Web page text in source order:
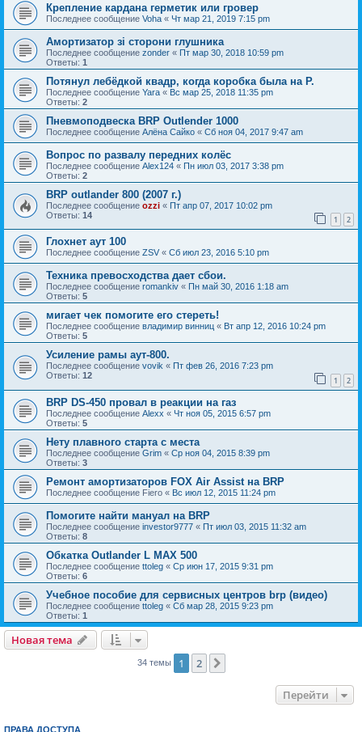
Крепление кардана герметик или гровер
Последнее сообщение Voha « Чт мар 21, 2019 7:15 pm
Амортизатор зі сторони глушника
Последнее сообщение zonder « Пт мар 30, 2018 10:59 pm
Ответы: 1
Потянул лебёдкой квадр, когда коробка была на Р.
Последнее сообщение Yara « Вс мар 25, 2018 11:35 pm
Ответы: 2
Пневмоподвеска BRP Outlender 1000
Последнее сообщение Алёна Сайко « Сб ноя 04, 2017 9:47 am
Вопрос по развалу передних колёс
Последнее сообщение Alex124 « Пн июл 03, 2017 3:38 pm
Ответы: 2
BRP outlander 800 (2007 г.)
Последнее сообщение ozzi « Пт апр 07, 2017 10:02 pm
Ответы: 14 1 2
Глохнет аут 100
Последнее сообщение ZSV « Сб июл 23, 2016 5:10 pm
Техника превосходства дает сбои.
Последнее сообщение romankiv « Пн май 30, 2016 1:18 am
Ответы: 5
мигает чек помогите его стереть!
Последнее сообщение владимир винниц « Вт апр 12, 2016 10:24 pm
Ответы: 5
Усиление рамы аут-800.
Последнее сообщение vovik « Пт фев 26, 2016 7:23 pm
Ответы: 12 1 2
BRP DS-450 провал в реакции на газ
Последнее сообщение Alexx « Чт ноя 05, 2015 6:57 pm
Ответы: 5
Нету плавного старта с места
Последнее сообщение Grim « Ср ноя 04, 2015 8:39 pm
Ответы: 3
Ремонт амортизаторов FOX Air Assist на BRP
Последнее сообщение Fiero « Вс июл 12, 2015 11:24 pm
Помогите найти мануал на BRP
Последнее сообщение investor9777 « Пт июл 03, 2015 11:32 am
Ответы: 8
Обкатка Outlander L MAX 500
Последнее сообщение ttoleg « Ср июн 17, 2015 9:31 pm
Ответы: 6
Учебное пособие для сервисных центров brp (видео)
Последнее сообщение ttoleg « Сб мар 28, 2015 9:23 pm
Ответы: 1
Новая тема
34 темы 1 2
Перейти
ПРАВА ДОСТУПА